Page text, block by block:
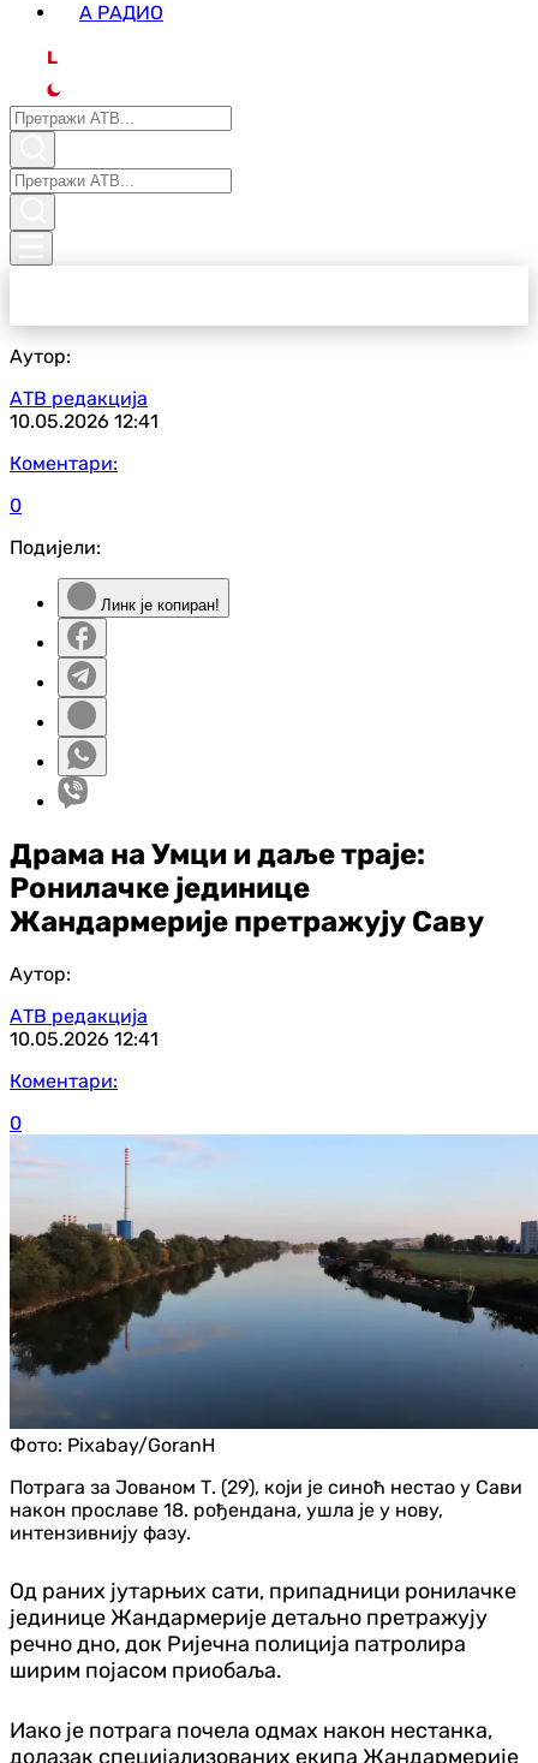
А РАДИО
L
Аутор:
АТВ редакција
10.05.2026 12:41
Коментари:
0
Подијели:
Линк је копиран!
Драма на Умци и даље траје:
Ронилачке јединице
Жандармерије претражују Саву
Аутор:
АТВ редакција
10.05.2026 12:41
Коментари:
0
Фото: Pixabay/GoranH
Потрага за Јованом Т. (29), који је синоћ нестао у Сави
након прославе 18. рођендана, ушла је у нову,
интензивнију фазу.
Од раних јутарњих сати, припадници ронилачке
јединице Жандармерије детаљно претражују
речно дно, док Ријечна полиција патролира
ширим појасом приобаља.
Иако је потрага почела одмах након нестанка,
долазак специјализованих екипа Жандармерије